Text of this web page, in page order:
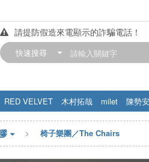
佳佳唱片
請提防假造來電顯示的詐騙電話！
【中華門市營業時間調整公告】
快速搜尋
RED VELVET 木村拓哉 milet
陳勢安
椅子樂團／The Chairs